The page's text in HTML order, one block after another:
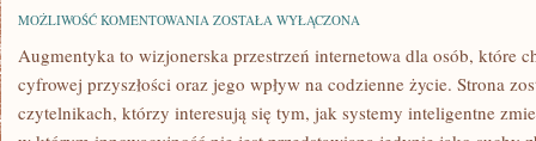
MOŻLIWOŚĆ KOMENTOWANIA AUGMENTYKA
ZOSTAŁA WYŁĄCZONA
Augmentyka to wizjonerska przestrzeń internetowa dla osób, które
cyfrowej przyszłości oraz jego wpływ na codzienne życie. Strona
czytelnikach, którzy interesują się tym, jak systemy inteligentne